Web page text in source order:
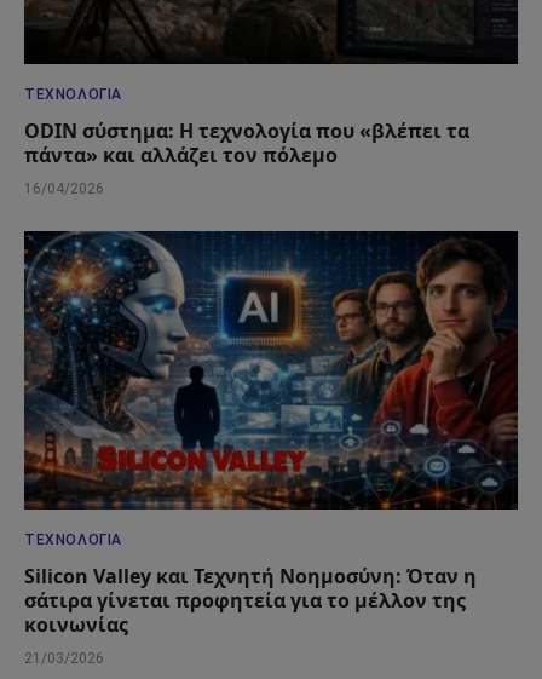
ΤΕΧΝΟΛΟΓΊΑ
ODIN σύστημα: Η τεχνολογία που «βλέπει τα
πάντα» και αλλάζει τον πόλεμο
16/04/2026
ΤΕΧΝΟΛΟΓΊΑ
Silicon Valley και Τεχνητή Νοημοσύνη: Όταν η
σάτιρα γίνεται προφητεία για το μέλλον της
κοινωνίας
21/03/2026